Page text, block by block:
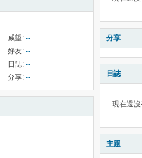
威望: --
好友: --
日誌: --
分享: --
分享
日誌
現在還
主題